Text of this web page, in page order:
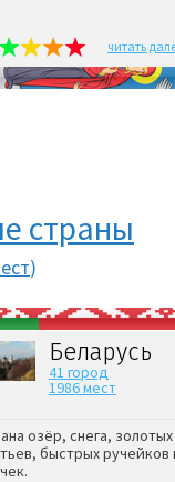
читать
страны
)
Беларусь
41 город
1986 мест
озёр, снега, золотых
быстрых ручейков